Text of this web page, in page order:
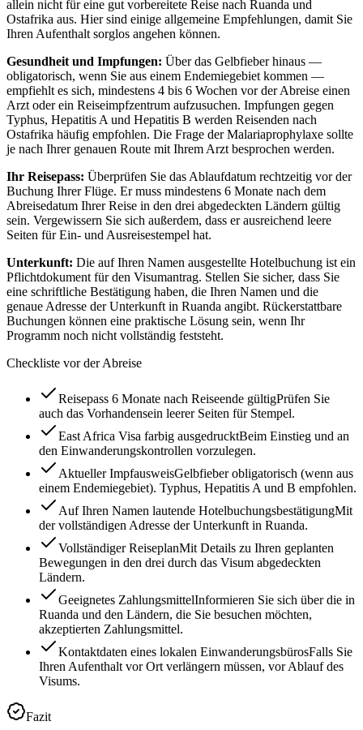
allein nicht für eine gut vorbereitete Reise nach Ruanda und
Ostafrika aus. Hier sind einige allgemeine Empfehlungen, damit Sie
Ihren Aufenthalt sorglos angehen können.
Gesundheit und Impfungen: Über das Gelbfieber hinaus —
obligatorisch, wenn Sie aus einem Endemiegebiet kommen —
empfiehlt es sich, mindestens 4 bis 6 Wochen vor der Abreise einen
Arzt oder ein Reiseimpfzentrum aufzusuchen. Impfungen gegen
Typhus, Hepatitis A und Hepatitis B werden Reisenden nach
Ostafrika häufig empfohlen. Die Frage der Malariaprophylaxe sollte
je nach Ihrer genauen Route mit Ihrem Arzt besprochen werden.
Ihr Reisepass: Überprüfen Sie das Ablaufdatum rechtzeitig vor der
Buchung Ihrer Flüge. Er muss mindestens 6 Monate nach dem
Abreisedatum Ihrer Reise in den drei abgedeckten Ländern gültig
sein. Vergewissern Sie sich außerdem, dass er ausreichend leere
Seiten für Ein- und Ausreisestempel hat.
Unterkunft: Die auf Ihren Namen ausgestellte Hotelbuchung ist ein
Pflichtdokument für den Visumantrag. Stellen Sie sicher, dass Sie
eine schriftliche Bestätigung haben, die Ihren Namen und die
genaue Adresse der Unterkunft in Ruanda angibt. Rückerstattbare
Buchungen können eine praktische Lösung sein, wenn Ihr
Programm noch nicht vollständig feststeht.
Checkliste vor der Abreise
Reisepass 6 Monate nach Reiseende gültigPrüfen Sie
auch das Vorhandensein leerer Seiten für Stempel.
East Africa Visa farbig ausgedrucktBeim Einstieg und an
den Einwanderungskontrollen vorzulegen.
Aktueller ImpfausweisGelbfieber obligatorisch (wenn aus
einem Endemiegebiet). Typhus, Hepatitis A und B empfohlen.
Auf Ihren Namen lautende HotelbuchungsbestätigungMit
der vollständigen Adresse der Unterkunft in Ruanda.
Vollständiger ReiseplanMit Details zu Ihren geplanten
Bewegungen in den drei durch das Visum abgedeckten
Ländern.
Geeignetes ZahlungsmittelInformieren Sie sich über die in
Ruanda und den Ländern, die Sie besuchen möchten,
akzeptierten Zahlungsmittel.
Kontaktdaten eines lokalen EinwanderungsbürosFalls Sie
Ihren Aufenthalt vor Ort verlängern müssen, vor Ablauf des
Visums.
Fazit